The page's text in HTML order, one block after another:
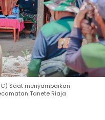
Saat menyampaikan
Tanete Riaja